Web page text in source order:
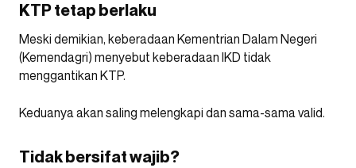
KTP tetap berlaku
Meski demikian, keberadaan Kementrian Dalam Negeri
(Kemendagri) menyebut keberadaan IKD tidak
menggantikan KTP.
Keduanya akan saling melengkapi dan sama-sama valid.
Tidak bersifat wajib?